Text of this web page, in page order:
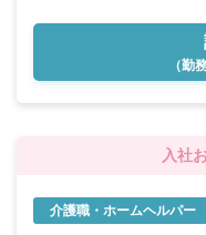
（勤
入社
介護職・ホームヘルパー